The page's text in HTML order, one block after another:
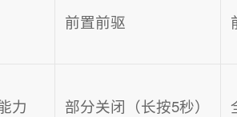
前置前驱
力 部分关闭（长按5秒）